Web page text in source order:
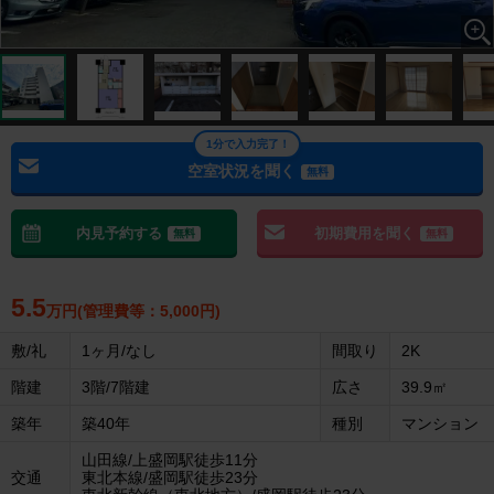
空室状況を聞く 無料
1分で入力完了！
内見予約する 無料 初期費用を聞く 無料
5.5万円(管理費等：5,000円)
敷/礼 1ヶ月/なし 間取り 2K
階建 3階/7階建 広さ 39.9㎡
築年 築40年 種別 マンション
交通
山田線/上盛岡駅徒歩11分
東北本線/盛岡駅徒歩23分